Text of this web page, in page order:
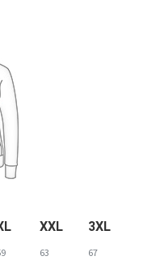
XXL 3XL
63
67